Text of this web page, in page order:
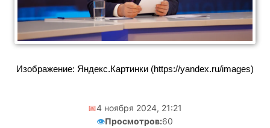
Изображение: Яндекс.Картинки (https://yandex.ru/images)
📅4 ноября 2024, 21:21
👁️Просмотров:60